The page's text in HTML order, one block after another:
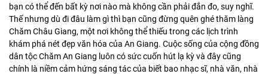
bạn có thể đến bất kỳ nơi nào mà không cần phải đắn đo, suy nghĩ.
Thế nhưng dù đi đâu làm gì thì bạn cũng đừng quên ghé thăm làng
Chăm Châu Giang, một nơi không thể thiếu trong các lịch trình
khám phá nét đẹp văn hóa của An Giang. Cuộc sống của cộng đồng
dân tộc Chăm An Giang luôn có sức cuốn hút lạ kỳ và đây cũng
chính là niềm cảm hứng sáng tác của biết bao nhạc sĩ, nhà văn, nhà